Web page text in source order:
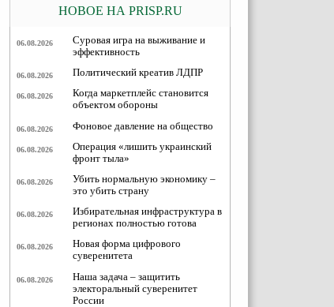
НОВОЕ НА PRISP.RU
06.08.2026
Суровая игра на выживание и
эффективность
06.08.2026 Политический креатив ЛДПР
06.08.2026
Когда маркетплейс становится
объектом обороны
06.08.2026 Фоновое давление на общество
06.08.2026
Операция «лишить украинский
фронт тыла»
06.08.2026
Убить нормальную экономику –
это убить страну
06.08.2026
Избирательная инфраструктура в
регионах полностью готова
06.08.2026
Новая форма цифрового
суверенитета
06.08.2026
Наша задача – защитить
электоральный суверенитет
России